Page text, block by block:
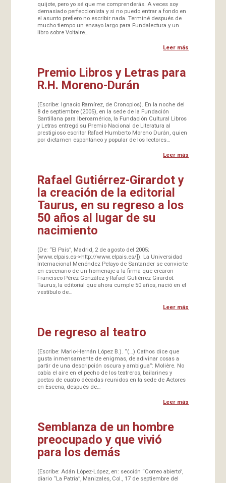
quijote, pero yo sé que me comprenderás. A veces soy
demasiado perfeccionista y si no puedo entrar a fondo en
el asunto prefiero no escribir nada. Terminé después de
mucho tiempo un ensayo largo para Fundalectura y un
libro sobre Voltaire…
Leer más
Premio Libros y Letras para
R.H. Moreno-Durán
(Escribe: Ignacio Ramírez, de Cronopios). En la noche del
8 de septiembre (2005), en la sede de la Fundación
Santillana para Iberoamérica, la Fundación Cultural Libros
y Letras entregó su Premio Nacional de Literatura al
prestigioso escritor Rafael Humberto Moreno Durán, quien
por dictamen espontáneo y popular de los lectores…
Leer más
Rafael Gutiérrez-Girardot y
la creación de la editorial
Taurus, en su regreso a los
50 años al lugar de su
nacimiento
(De: “El País”, Madrid, 2 de agosto del 2005;
[www.elpais.es->http://www.elpais.es/]). La Universidad
Internacional Menéndez Pelayo de Santander se convierte
en escenario de un homenaje a la firma que crearon
Francisco Pérez González y Rafael Gutiérrez Girardot.
Taurus, la editorial que ahora cumple 50 años, nació en el
vestíbulo de…
Leer más
De regreso al teatro
(Escribe: Mario-Hernán López B.). “(…) Cathos dice que
gusta inmensamente de enigmas, de adivinar cosas a
partir de una descripción oscura y ambigua”: Molière. No
cabía el aire en el pecho de los teatreros, bailarines y
poetas de cuatro décadas reunidos en la sede de Actores
en Escena, después de…
Leer más
Semblanza de un hombre
preocupado y que vivió
para los demás
(Escribe: Adán López-López, en: sección “Correo abierto”,
diario “La Patria”, Manizales, Col., 17 de septiembre del